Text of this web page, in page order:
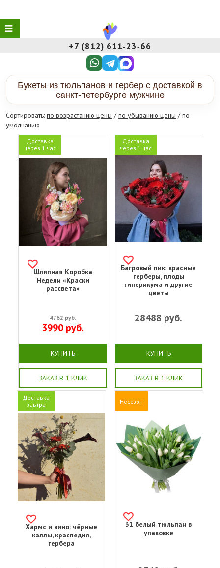
+7 (812) 611‑23‑66
Букеты из тюльпанов и гербер с доставкой в
санкт-петербурге мужчине
Сортировать: по возрастанию цены /по убыванию цены / по
умолчанию
Доставка
через 1 час
Шляпная Коробка
Недели «Краски
рассвета»
4762руб.
3990 руб.
КУПИТЬ
ЗАКАЗ В 1 КЛИК
Доставка
через 1 час
Багровый пик: красные
герберы, плоды
гиперикума и другие
цветы
28488 руб.
КУПИТЬ
ЗАКАЗ В 1 КЛИК
Доставка
завтра
Хармс и вино: чёрные
каллы, краспедия,
гербера
Несезон
31 белый тюльпан в
упаковке